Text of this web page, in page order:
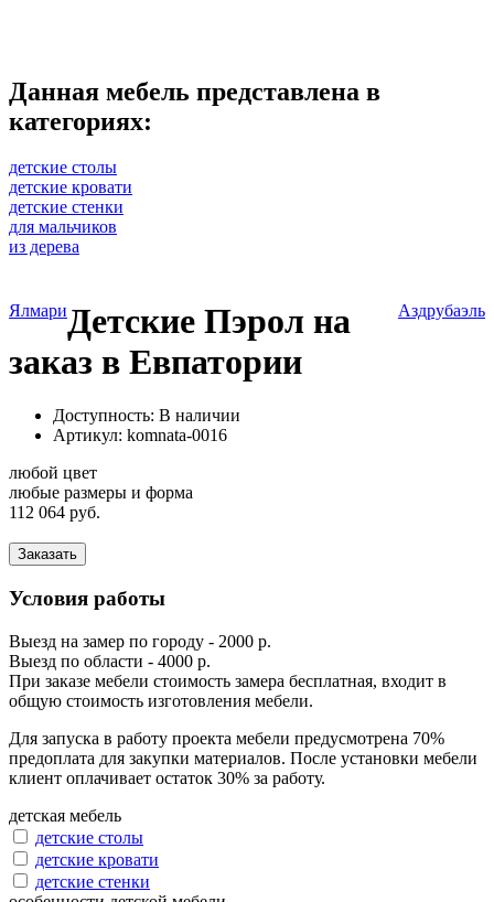
Данная мебель представлена в
категориях:
детские столы
детские кровати
детские стенки
для мальчиков
из дерева
Ялмари Аздрубаэль
Детские Пэрол на
заказ в Евпатории
Доступность: В наличии
Артикул: komnata-0016
любой цвет
любые размеры и форма
112 064 руб.
Заказать
Условия работы
Выезд на замер по городу - 2000 р.
Выезд по области - 4000 р.
При заказе мебели стоимость замера бесплатная, входит в
общую стоимость изготовления мебели.
Для запуска в работу проекта мебели предусмотрена 70%
предоплата для закупки материалов. После установки мебели
клиент оплачивает остаток 30% за работу.
детская мебель
детские столы
детские кровати
детские стенки